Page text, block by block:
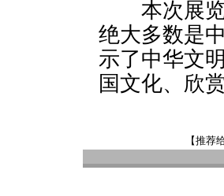
本次展览
绝大多数是
示了中华文
国文化、欣
【推荐